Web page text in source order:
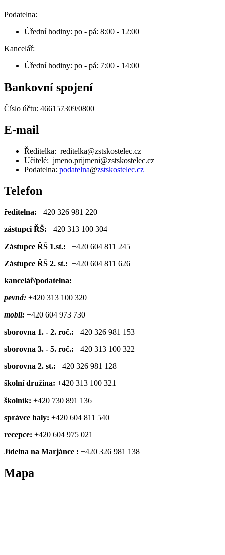
Podatelna:
Úřední hodiny: po - pá: 8:00 - 12:00
Kancelář:
Úřední hodiny: po - pá: 7:00 - 14:00
Bankovní spojení
Číslo účtu: 466157309/0800
E-mail
Ředitelka: reditelka@zstskostelec.cz
Učitelé: jmeno.prijmeni@zstskostelec.cz
Podatelna: podatelna@zstskostelec.cz
Telefon
ředitelna: +420 326 981 220
zástupci ŘŠ: +420 313 100 304
Zástupce ŘŠ 1.st.: +420 604 811 245
Zástupce ŘŠ 2. st.: +420 604 811 626
kancelář/podatelna:
pevná: +420 313 100 320
mobil: +420 604 973 730
sborovna 1. - 2. roč.: +420 326 981 153
sborovna 3. - 5. roč.: +420 313 100 322
sborovna 2. st.: +420 326 981 128
školní družina: +420 313 100 321
školník: +420 730 891 136
správce haly: +420 604 811 540
recepce: +420 604 975 021
Jídelna na Marjánce : +420 326 981 138
Mapa